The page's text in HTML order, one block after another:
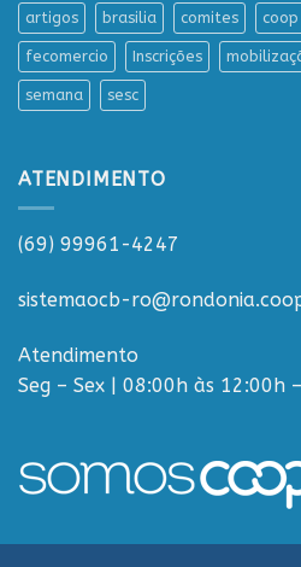
artigos brasilia comites coop
fecomercio Inscrições
semana sesc
ATENDIMENTO
(69) 99961-4247
sistemaocb-
Atendimento
Seg – Sex | 08:00h às 12:00h